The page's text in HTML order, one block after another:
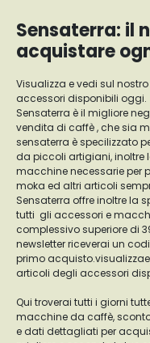
Sensaterra: il
acquistare
Visualizza e vedi sul
accessori disponibili oggi.
Sensaterra è il migliore
vendita di caffè , che sia
sensaterra è specilizzato
da piccoli artigiani, inoltre
macchine necessarie per
moka ed altri articoli
Sensaterra offre inoltre la
tutti gli accessori e
complessivo superiore di
newsletter riceverai un
primo
articoli degli accessori
Qui troverai tutti i giorni
macchine da caffè,
e dati dettagliati per